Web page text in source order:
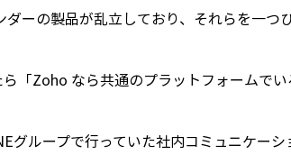
ーの製品が乱立しており、それらを一つ
「Zoho なら共通のプラットフォームで
グループで行っていた社内コミュニケー